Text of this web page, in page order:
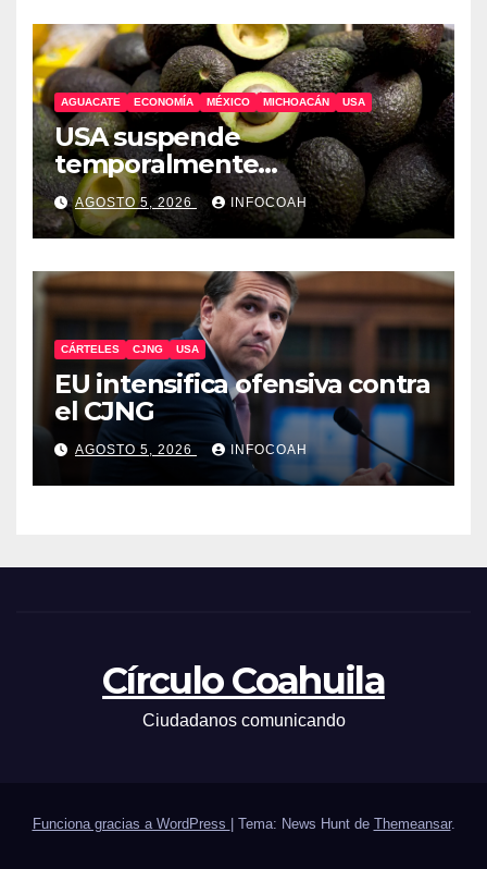
AGUACATE ECONOMÍA MÉXICO MICHOACÁN USA
USA suspende
temporalmente
exportaciones de aguacate
michoacano
AGOSTO 5, 2026 INFOCOAH
CÁRTELES CJNG USA
EU intensifica ofensiva contra
el CJNG
AGOSTO 5, 2026 INFOCOAH
Círculo Coahuila
Ciudadanos comunicando
Funciona gracias a WordPress Tema: News Hunt de Themeansar.